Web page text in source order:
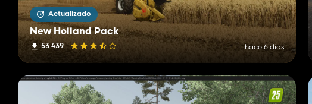
Actualizado
New Holland Pack
53 439 hace 6 días